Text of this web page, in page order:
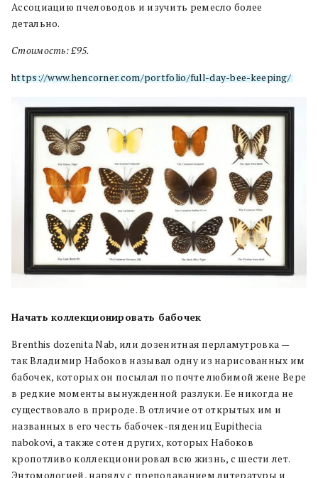
Ассоциацию пчеловодов и изучить ремесло более
детально.
Стоимость: £95.
https://www.hencorner.com/portfolio/full-day-bee-keeping/
Начать коллекционировать бабочек
Brenthis dozenita Nab, или дозенитная перламутровка —
так Владимир Набоков называл одну из нарисованных им
бабочек, которых он посылал по почте любимой жене Вере
в редкие моменты вынужденной разлуки. Ее никогда не
существовало в природе. В отличие от открытых им и
названных в его честь бабочек-пядениц Eupithecia
nabokovi, а также сотен других, которых Набоков
кропотливо коллекционировал всю жизнь, с шести лет.
Энтомологией, наряду с преподаванием литературы и